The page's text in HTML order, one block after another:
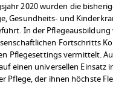
2020 wurden die
Gesundheits- und
In der
Fortschritts
Pflegesettings vermittelt.
einen universellen Einsatz
Pflege, der ihnen höchste